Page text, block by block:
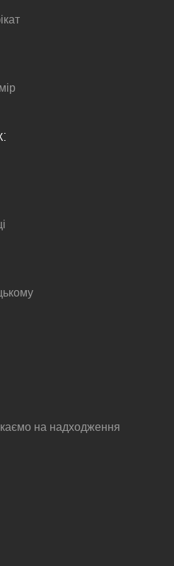
на надходження